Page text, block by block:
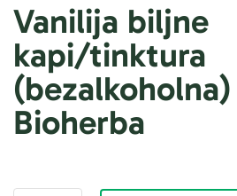
Vanilija biljne
kapi/tinktura
Bioherba